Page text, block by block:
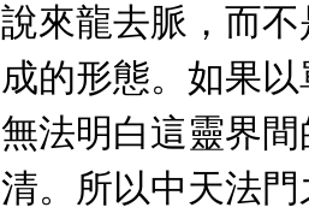
說來龍去脈，而
成的形態。如果
無法明白這靈界
清。所以中天法